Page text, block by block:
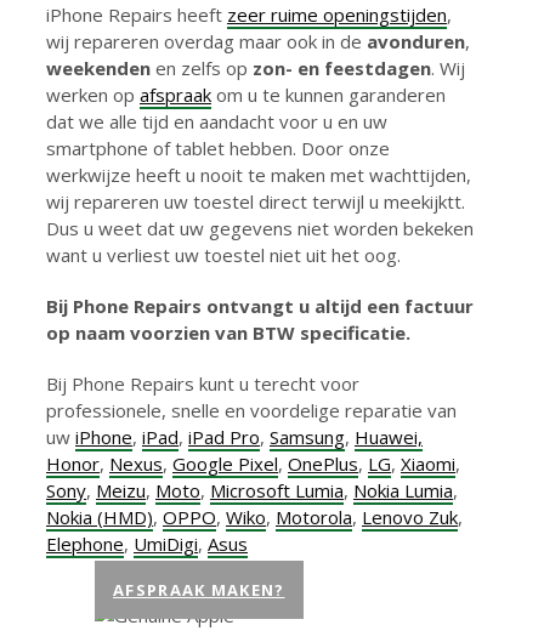
iPhone Repairs heeft zeer ruime openingstijden,
wij repareren overdag maar ook in de avonduren,
weekenden en zelfs op zon- en feestdagen. Wij
werken op afspraak om u te kunnen garanderen
dat we alle tijd en aandacht voor u en uw
smartphone of tablet hebben. Door onze
werkwijze heeft u nooit te maken met wachttijden,
wij repareren uw toestel direct terwijl u meekijktt.
Dus u weet dat uw gegevens niet worden bekeken
want u verliest uw toestel niet uit het oog.
Bij Phone Repairs ontvangt u altijd een factuur
op naam voorzien van BTW specificatie.
Bij Phone Repairs kunt u terecht voor
professionele, snelle en voordelige reparatie van
uw iPhone, iPad, iPad Pro, Samsung, Huawei,
Honor, Nexus, Google Pixel, OnePlus, LG, Xiaomi,
Sony, Meizu, Moto, Microsoft Lumia, Nokia Lumia,
Nokia (HMD), OPPO, Wiko, Motorola, Lenovo Zuk,
Elephone, UmiDigi, Asus
AFSPRAAK MAKEN?